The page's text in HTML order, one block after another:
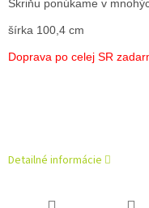
Skriňu ponúkame v
šírka 100,4 cm
Doprava po celej SR
Detailné informácie